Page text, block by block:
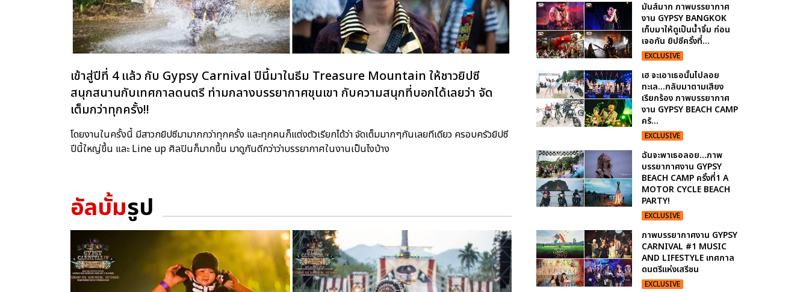
เข้าสู่ปีที่ 4 แล้ว กับ Gypsy Carnival ปีนี้มาในธีม Treasure Mountain ให้ชาวยิปซี
สนุกสนานกับเทศกาลดนตรี ท่ามกลางบรรยากาศขุนเขา กับความสนุกที่บอกได้เลยว่า จัด
เต็มกว่าทุกครั้ง!!
โดยงานในครั้งนี้ มีสาวกยิปซีมามากกว่าทุกครั้ง และทุกคนก็แต่งตัวเรียกได้ว่า จัดเต็มมากๆกันเลยทีเดียว ครอบครัวยิปซี
ปีนี้ใหญ่ขึ้น และ Line up ศิลปินก็มากขึ้น มาดูกันดีกว่าว่าบรรยากาศในงานเป็นไงบ้าง
อัลบั้มรูป
มันส์มาก ภาพบรรยากาศ
งาน GYPSY BANGKOK
เก็บมาให้ดูเป็นน้ำจิ้ม ก่อน
เจอกัน ยิปซีครั้งที่...
EXCLUSIVE
เฮ จะเอาเธอนั้นไปลอย
ทะเล...กลับมาตามเสียง
เรียกร้อง ภาพบรรยากาศ
งาน GYPSY BEACH CAMP
ครั...
EXCLUSIVE
ฉันจะพาเธอลอย...ภาพ
บรรยากาศงาน GYPSY
BEACH CAMP ครั้งที่1 A
MOTOR CYCLE BEACH
PARTY!
EXCLUSIVE
ภาพบรรยากาศงาน GYPSY
CARNIVAL #1 MUSIC
AND LIFESTYLE เทศกาล
ดนตรีแห่งเสรีชน
EXCLUSIVE